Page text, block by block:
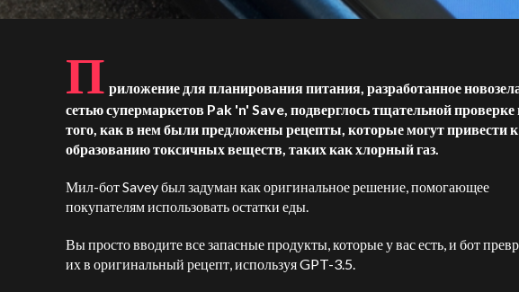
П риложение для планирования питания, разработанное
сетью супермаркетов Pak 'n' Save, подверглось тщательной проверке
того, как в нем были предложены рецепты, которые могут привести к
образованию токсичных веществ, таких как хлорный газ.
Мил-бот Savey был задуман как оригинальное решение, помогающее
покупателям использовать остатки еды.
Вы просто вводите все запасные продукты, которые у вас есть, и бот
их в оригинальный рецепт, используя GPT-3.5.